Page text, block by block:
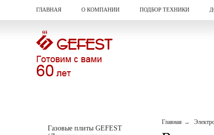
ГЛАВНАЯ О КОМПАНИИ ПОДБОР ТЕХНИКИ
Главная
Газовые плиты GEFEST